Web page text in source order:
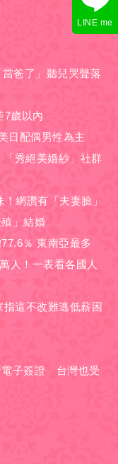
爸了」聽兒哭聲落
7歲以內
日配偶男性為主
秀絕美婚紗」社群
網讚有「夫妻臉」
」結婚
％ 東南亞最多
人！一表看各國人
這不改難逃低薪困
電子簽證 台灣也受
LINE me